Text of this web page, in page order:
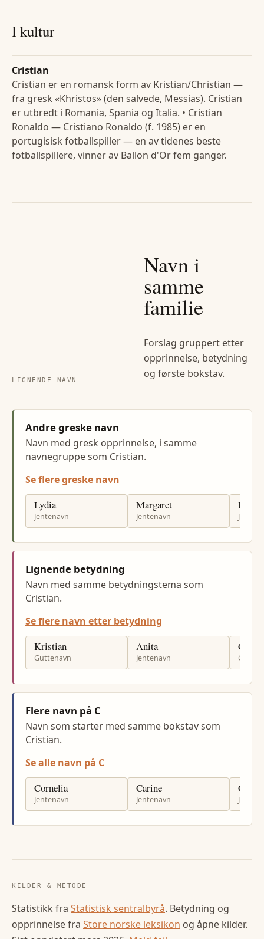
I kultur
Cristian
Cristian er en romansk form av Kristian/Christian —
fra gresk «Khristos» (den salvede, Messias). Cristian
er utbredt i Romania, Spania og Italia. • Cristian
Ronaldo — Cristiano Ronaldo (f. 1985) er en
portugisisk fotballspiller — en av tidenes beste
fotballspillere, vinner av Ballon d'Or fem ganger.
LIGNENDE NAVN
Navn i
samme
familie
Forslag gruppert etter
opprinnelse, betydning
og første bokstav.
Andre greske navn
Navn med gresk opprinnelse, i samme
navnegruppe som Cristian.
Se flere greske navn
Lydia
Jentenavn
Margaret
Jentenavn
Karine
Lignende betydning
Navn med samme betydningstema som
Cristian.
Se flere navn etter betydning
Kristian
Guttenavn
Anita
Jentenavn
Flere navn på C
Navn som starter med samme bokstav som
Cristian.
Se alle navn på C
Cornelia
Jentenavn
Carine
Jentenavn
Celin
KILDER & METODE
Statistikk fra Statistisk sentralbyrå. Betydning og
opprinnelse fra Store norske leksikon og åpne kilder.